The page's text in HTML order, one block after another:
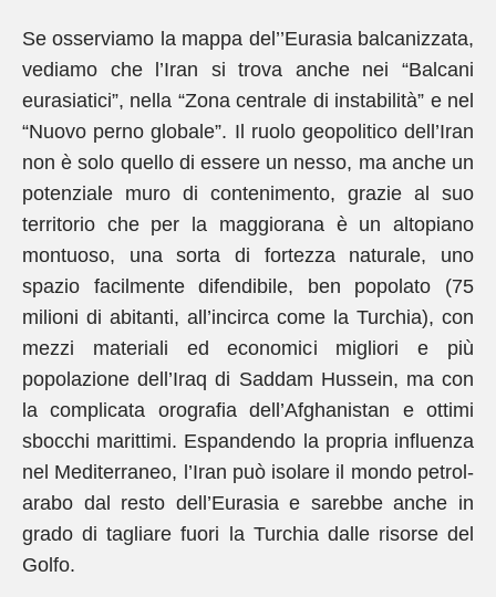
Se osserviamo la mappa del’’Eurasia balcanizzata,
vediamo che l’Iran si trova anche nei “Balcani
eurasiatici”, nella “Zona centrale di instabilità” e nel
“Nuovo perno globale”. Il ruolo geopolitico dell’Iran
non è solo quello di essere un nesso, ma anche un
potenziale muro di contenimento, grazie al suo
territorio che per la maggiorana è un altopiano
montuoso, una sorta di fortezza naturale, uno
spazio facilmente difendibile, ben popolato (75
milioni di abitanti, all’incirca come la Turchia), con
mezzi materiali ed economici migliori e più
popolazione dell’Iraq di Saddam Hussein, ma con
la complicata orografia dell’Afghanistan e ottimi
sbocchi marittimi. Espandendo la propria influenza
nel Mediterraneo, l’Iran può isolare il mondo petrol-
arabo dal resto dell’Eurasia e sarebbe anche in
grado di tagliare fuori la Turchia dalle risorse del
Golfo.